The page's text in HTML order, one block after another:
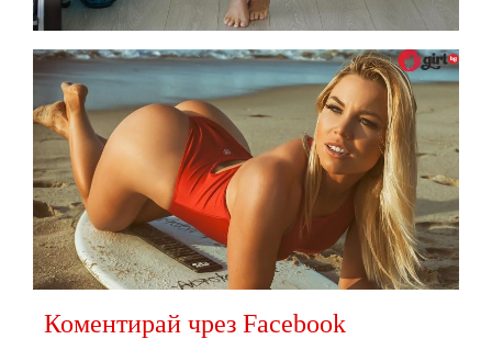
Коментирай чрез Facebook